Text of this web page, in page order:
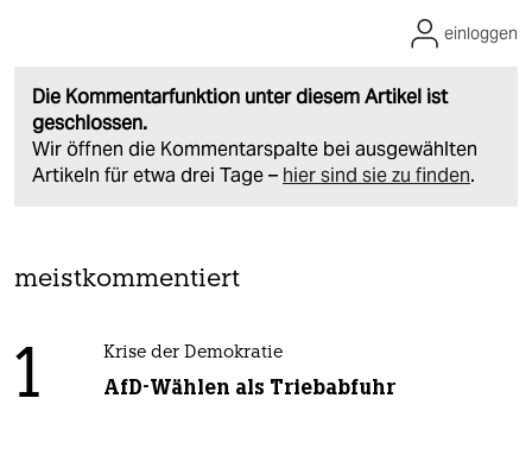
Die Kommentarfunktion unter diesem Artikel ist
geschlossen.
Wir öffnen die Kommentarspalte bei ausgewählten
Artikeln für etwa drei Tage – hier sind sie zu finden.
einloggen
meistkommentiert
1 Krise der Demokratie
AfD-Wählen als Triebabfuhr